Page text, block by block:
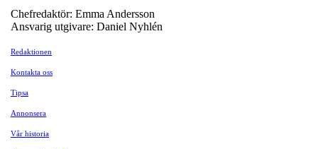
Chefredaktör: Emma Andersson
Ansvarig utgivare: Daniel Nyhlén
Redaktionen
Kontakta oss
Tipsa
Annonsera
Vår historia